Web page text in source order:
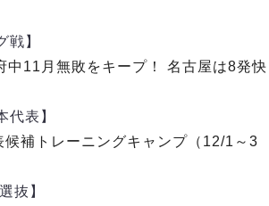
止選手
ール
ュート
ュート成功率
2PK
阪
北九州
命Ｆ２リーグ
仙台
グについて
連
&ルール
記録
記録
記録
PROJECT
戦】
中11月無敗をキープ！ 名古屋は8発快
代表】
候補トレーニングキャンプ（12/1～3
抜】